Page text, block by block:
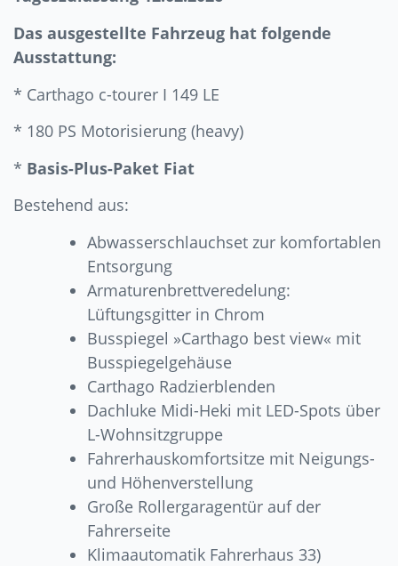
Das ausgestellte Fahrzeug hat folgende
Ausstattung:
* Carthago c-tourer I 149 LE
* 180 PS Motorisierung (heavy)
* Basis-Plus-Paket Fiat
Bestehend aus:
Abwasserschlauchset zur komfortablen
Entsorgung
Armaturenbrettveredelung:
Lüftungsgitter in Chrom
Busspiegel »Carthago best view« mit
Busspiegelgehäuse
Carthago Radzierblenden
Dachluke Midi-Heki mit LED-Spots über
L-Wohnsitzgruppe
Fahrerhauskomfortsitze mit Neigungs-
und Höhenverstellung
Große Rollergaragentür auf der
Fahrerseite
Klimaautomatik Fahrerhaus 33)